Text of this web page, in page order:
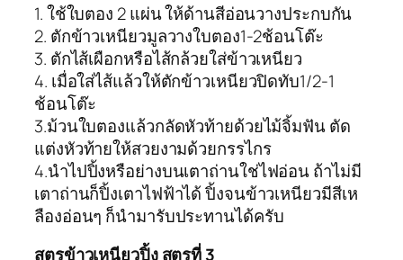
1. ใช้ใบตอง 2 แผ่น ให้ด้านสีอ่อนวางประกบกัน
2. ตักข้าวเหนียวมูลวางใบตอง1-2ช้อนโต๊ะ
3. ตักไส้เผือกหรือไส้กล้วยใส่ข้าวเหนียว
4. เมื่อใส่ไส้แล้วให้ตักข้าวเหนียวปิดทับ1/2-1
ช้อนโต๊ะ
3.ม้วนใบตองแล้วกลัดหัวท้ายด้วยไม้จิ้มฟัน ตัด
แต่งหัวท้ายให้สวยงามด้วยกรรไกร
4.นำไปปิ้งหรือย่างบนเตาถ่านใช่ไฟอ่อน ถ้าไม่มี
เตาถ่านก็ปิ้งเตาไฟฟ้าได้ ปิ้งจนข้าวเหนียวมีสีเห
ลืองอ่อนๆ ก็นำมารับประทานได้ครับ
สูตรข้าวเหนียวปิ้ง สูตรที่ 3